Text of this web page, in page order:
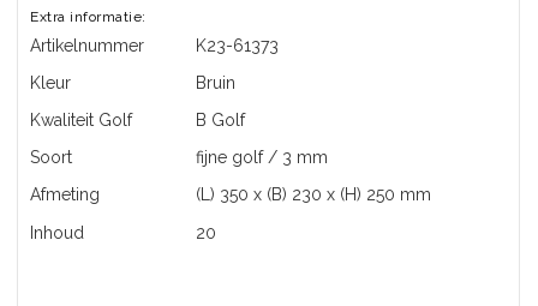
Extra informatie:
Artikelnummer
K23-61373
Kleur
Bruin
Kwaliteit Golf
B Golf
Soort
fijne golf / 3 mm
Afmeting
(L) 350 x (B) 230 x (H) 250 mm
Inhoud
20